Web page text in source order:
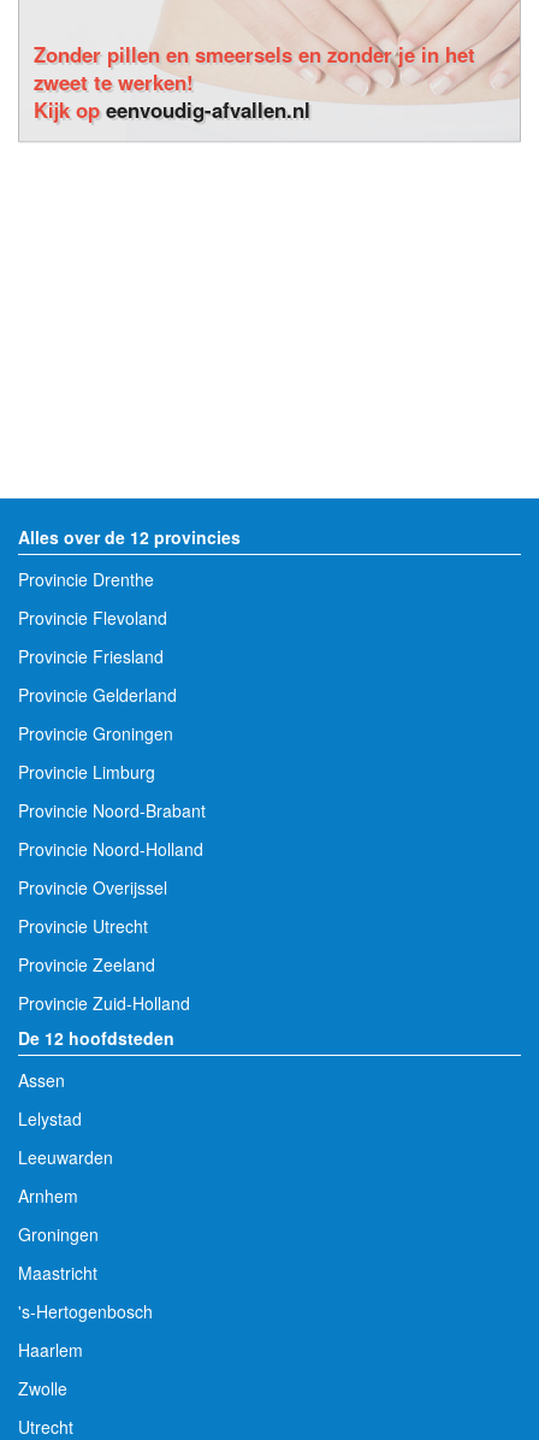
Zonder pillen en smeersels en zonder je in het
zweet te werken!
Kijk opeenvoudig-afvallen.nl
Alles over de 12 provincies
Provincie Drenthe
Provincie Flevoland
Provincie Friesland
Provincie Gelderland
Provincie Groningen
Provincie Limburg
Provincie Noord-Brabant
Provincie Noord-Holland
Provincie Overijssel
Provincie Utrecht
Provincie Zeeland
Provincie Zuid-Holland
De 12 hoofdsteden
Assen
Lelystad
Leeuwarden
Arnhem
Groningen
Maastricht
's-Hertogenbosch
Haarlem
Zwolle
Utrecht